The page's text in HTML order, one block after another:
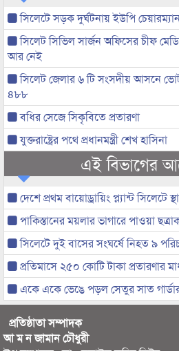
সিলেটে সড়ক দুর্ঘটনায় ইউপি
সিলেট সিভিল সার্জন অফিসের চীফ
আর নেই
সিলেট জেলার ৬ টি সংসদীয় আসনে
৪৮৮
বধির সেজে সিকৃবিতে প্রতারণা
যুক্তরাষ্ট্রের পথে প্রধানমন্ত্রী শেখ হাসিনা
এই বিভাগের
দেশে প্রথম বায়োড্রায়িং প্ল্যান্ট সিলেটে
পাকিস্তানের ময়লার ভাগারে পাওয়া
সিলেটে দুই বাসের সংঘর্ষে নিহত ৯
প্রতিমাসে ২৫০ কোটি টাকা প্রতারণার
একে একে ভেঙে পড়ল সেতুর সাত
প্রতিষ্ঠাতা সম্পাদক
আ ম ন জামান চৌধুরী